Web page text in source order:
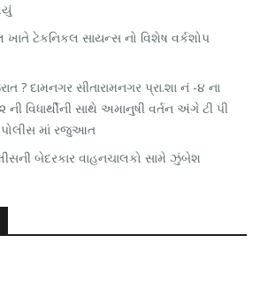
ખાતે ટેકનિકલ સાયન્સ નો વિશેષ વર્કશોપ
? દામનગર સીતારામનગર પ્રા.શા નં -૪ ના
ની વિધાર્થીની સાથે અમાનુષી વર્તન અંગે ટી પી
માં રજુઆત
બેદરકાર વાહનચાલકો સામે ઝુંબેશ